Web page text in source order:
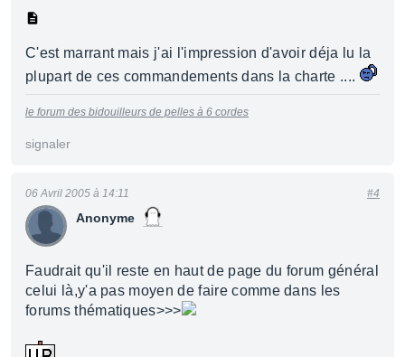
C'est marrant mais j'ai l'impression d'avoir déja lu la
plupart de ces commandements dans la charte ....
le forum des bidouilleurs de pelles à 6 cordes
signaler
Anonyme
06 Avril 2005 à 14:11 #4
Faudrait qu'il reste en haut de page du forum général
celui là,y'a pas moyen de faire comme dans les
forums thématiques>>>